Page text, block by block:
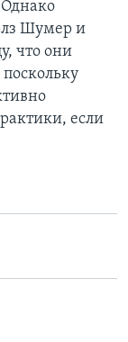
Шумер и
что они
если